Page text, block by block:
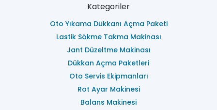
Kategoriler
Oto Yıkama Dükkanı Açma Paketi
Lastik Sökme Takma Makinası
Jant Düzeltme Makinası
Dükkan Açma Paketleri
Oto Servis Ekipmanları
Rot Ayar Makinesi
Balans Makinesi